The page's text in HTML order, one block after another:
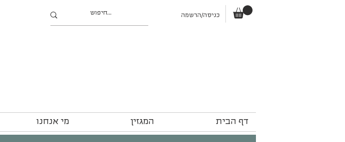
כניסה/הרשמה
דף הבית המגזין מי אנחנו